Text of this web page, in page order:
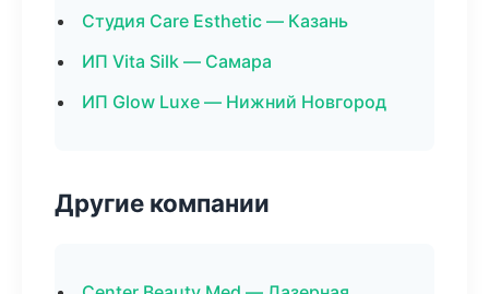
Студия Care Esthetic — Казань
ИП Vita Silk — Самара
ИП Glow Luxe — Нижний Новгород
Другие компании